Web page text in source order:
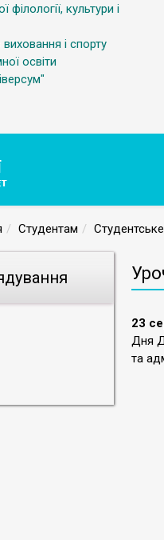
філології, культури і
і спорту
освіти
Студентам
23
Дня
та